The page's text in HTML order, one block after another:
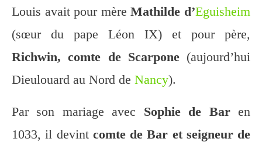
Louis avait pour mèreMathilde d’Eguisheim
(sœur du pape Léon IX) et pour père,
Richwin, comte de Scarpone(aujourd’hui
Dieulouard au Nord de Nancy).
Par son mariage avec Sophie de Baren
1033, il devint comte de Bar et seigneur de